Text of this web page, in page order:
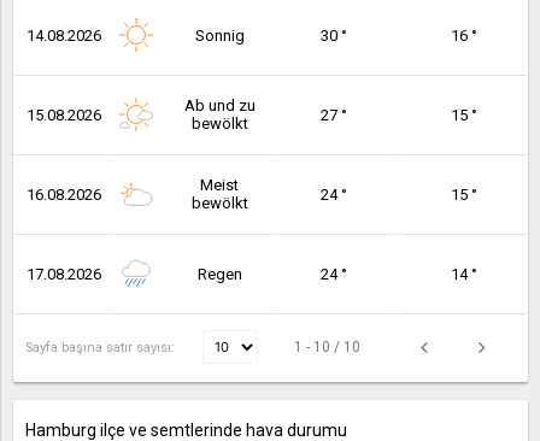
14.08.2026 Sonnig 30 ° 16 °
15.08.2026
Ab und zu
bewölkt
27 ° 15 °
16.08.2026
Meist
bewölkt
24 ° 15 °
17.08.2026 Regen 24 ° 14 °
Sayfa başına satır sayısı: 1 - 10 / 10
Hamburg ilçe ve semtlerinde hava durumu